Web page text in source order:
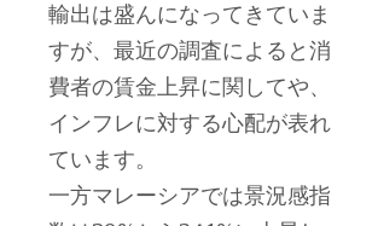
輸出は盛んになってきていま
すが、最近の調査によると消
費者の賃金上昇に関してや、
インフレに対する心配が表れ
ています。
一方マレーシアでは景況感指